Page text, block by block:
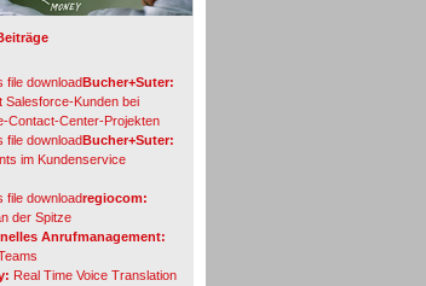
Bucher+Suter:
Salesforce-Kunden bei
Contact-Center-Projekten
Bucher+Suter:
im Kundenservice
regiocom:
der Spitze
Anrufmanagement:
Real Time Voice Translation